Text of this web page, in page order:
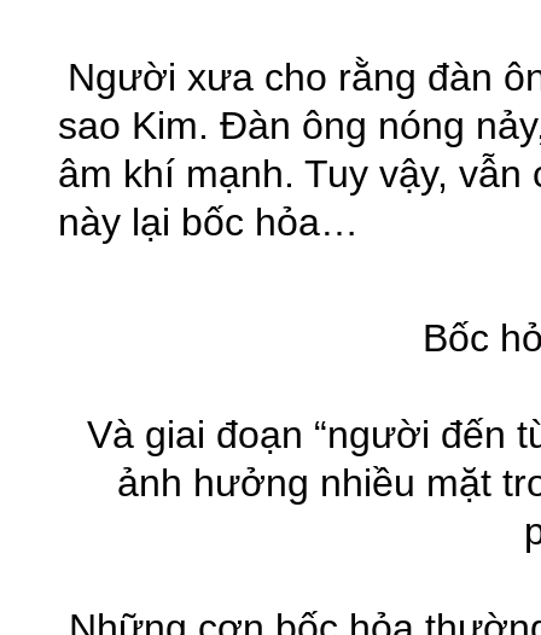
Người xưa cho rằng đàn
sao Kim. Đàn ông nóng
âm khí mạnh. Tuy vậy, vẫn
này lại bốc hỏa…
Bốc
Và giai đoạn “người đến
ảnh hưởng nhiều mặt